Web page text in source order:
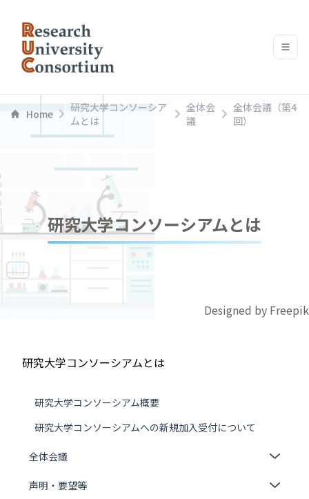
Home
研究大学コンソーシア
ムとは
全体会
議
全体会議（第4
回）
研究大学コンソーシアムとは
Designed by Freepik
研究大学コンソーシアムとは
研究大学コンソーシアム概要
研究大学コンソーシアムへの新規加入受付について
全体会議
声明・要望等